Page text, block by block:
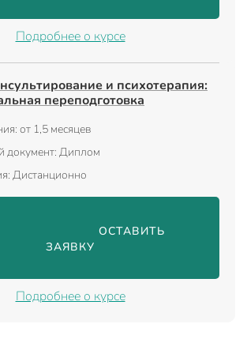
Подробнее о курсе
и психотерапия:
переподготовка
от 1,5 месяцев
документ: Диплом
Дистанционно
ОСТАВИТЬ
ЗАЯВКУ
Подробнее о курсе